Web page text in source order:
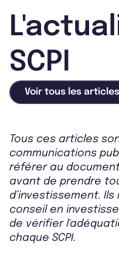
SCPI
Voir tous les articles
Tous ces articles
communications
référer au
avant de prendre
d’investissement.
conseil en
de vérifier
chaque SCPI.